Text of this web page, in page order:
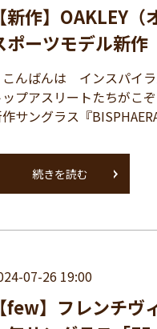
【新作】OAKLEY
ポーツモデル新作
こんばんは インスパイラ
ップアスリートたちがこ
サングラス『
続きを読む
07-26 19:00
【few】フレンチヴ